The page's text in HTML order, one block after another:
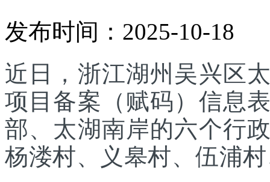
发布时间：2025-10-18
近日，浙江湖州吴兴区
项目备案（赋码）信息
部、太湖南岸的六个行
杨溇村、义皋村、伍浦